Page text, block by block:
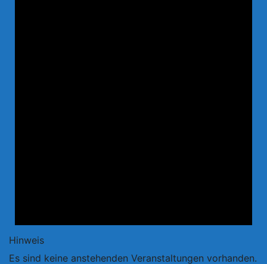
Hinweis
Es sind keine anstehenden Veranstaltungen vorhanden.